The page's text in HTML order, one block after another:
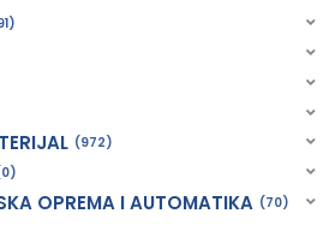
972
0
OPREMA I AUTOMATIKA 70